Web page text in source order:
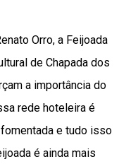
Orro, a Feijoada
de Chapada dos
a importância do
rede hoteleira é
e tudo isso
é ainda mais